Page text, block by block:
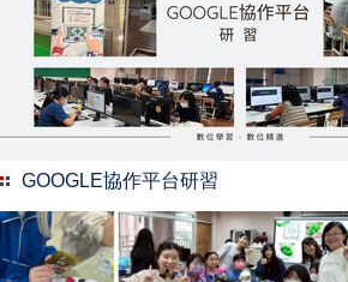
GOOGLE協作平台研習